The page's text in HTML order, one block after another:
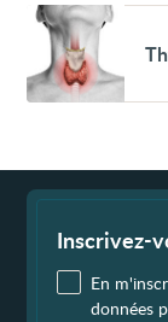
âgées
Voir
Thyroïde
trop
active
(hyperthyroïdie)
Inscrivez-
En
données